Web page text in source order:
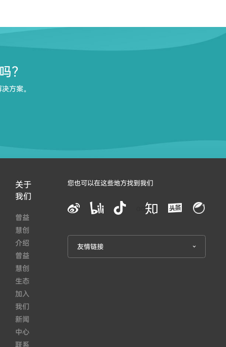
？
方案。
关于
我们
曾益
慧创
介绍
曾益
慧创
生态
加入
我们
新闻
中心
联系
您也可以在这些地方找到我们
aa
友情链接